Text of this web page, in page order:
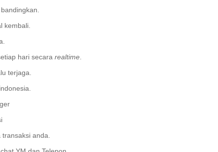
kembali.
hari secara realtime.
terjaga.
transaksi anda.